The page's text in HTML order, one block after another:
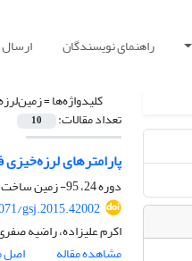
راهنمای نویسندگان ارسال
کلیدواژه‌ها =
تعداد مقالات: 10
پارامترهای
دوره 24، 95- زمین ساخت، بهار 1394، صفحه
gsj.2015.42002
اکرم علیزاده، راضیه
مشاهده مقاله
اصل